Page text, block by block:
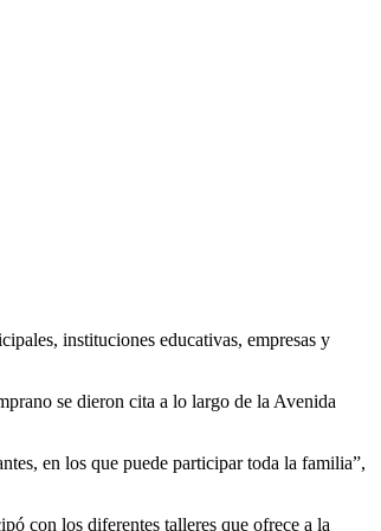
instituciones educativas, empresas y
se dieron cita a lo largo de la Avenida
en los que puede participar toda la familia”,
con los diferentes talleres que ofrece a la